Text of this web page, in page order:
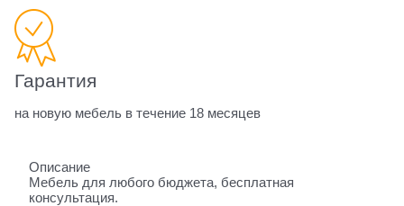
Гарантия
на новую мебель в течение 18 месяцев
Описание
Мебель для любого бюджета, бесплатная
консультация.